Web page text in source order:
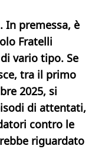
In premessa, è
Fratelli
vario tipo. Se
tra il primo
2025, si
di attentati,
contro le
riguardato